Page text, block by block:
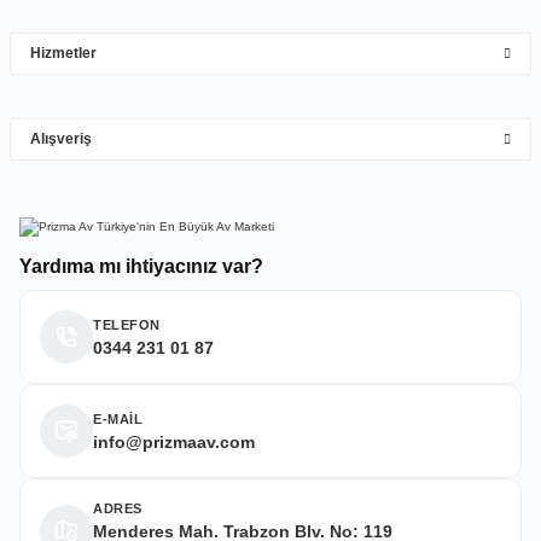
Deneyimini Paylaş
Yardıma mı ihtiyacınız var?
TELEFON
0344 231 01 87
E-MAİL
info@prizmaav.com
ADRES
Menderes Mah. Trabzon Blv. No: 119
Hizmetler
Alışveriş